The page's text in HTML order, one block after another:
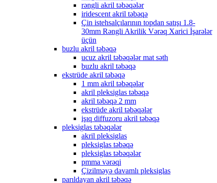
rəngli akril təbəqələr
iridescent akril təbəqə
Çin istehsalçılarının topdan satışı 1.8-
30mm Rəngli Akrilik Vərəq Xarici İşarələr
üçün
buzlu akril təbəqə
ucuz akril təbəqələr mat səth
buzlu akril təbəqə
ekstrüde akril təbəqə
1 mm akril təbəqələr
akril pleksiglas təbəqə
akril təbəqə 2 mm
ekstrüde akril təbəqələr
işıq diffuzoru akril təbəqə
pleksiglas təbəqələr
akril pleksiglas
pleksiglas təbəqə
pleksiglas təbəqələr
pmma vərəqi
Çizilməyə davamlı pleksiglas
parıldayan akril təbəqə